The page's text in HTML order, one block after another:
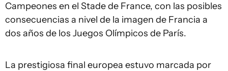
Campeones en el Stade de France, con las posibles
consecuencias a nivel de la imagen de Francia a
dos años de los Juegos Olímpicos de París.
La prestigiosa final europea estuvo marcada por